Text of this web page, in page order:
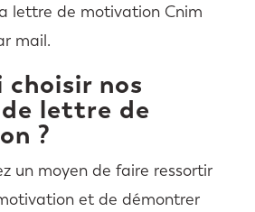
lettre de motivation Cnim
mail.
choisir nos
lettre de
?
un moyen de faire ressortir
et de démontrer